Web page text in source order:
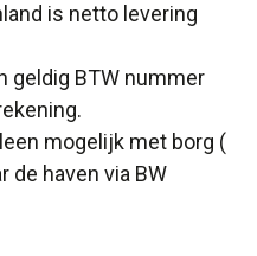
is netto levering
geldig BTW nummer
mogelijk met borg (
de haven via BW